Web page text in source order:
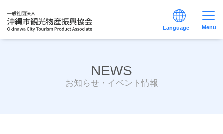
Menu
NEWS
お知らせ・イベント情報